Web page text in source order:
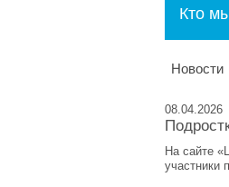
Кто
Новости
08.04.2026
На сайте
участники